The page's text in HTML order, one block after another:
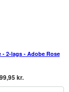
- 2-lags - Adobe Rose
99,95 kr.